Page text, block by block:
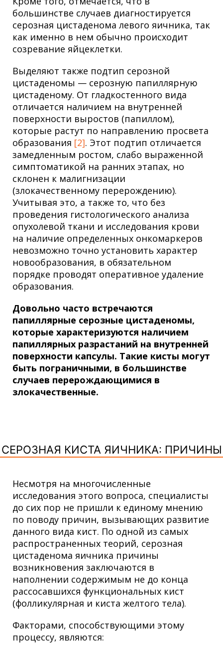
большинстве случаев диагностируется
серозная цистаденома левого яичника, так
как именно в нем обычно происходит
созревание яйцеклетки.
Выделяют также подтип серозной
цистаденомы — серозную папиллярную
цистаденому. От гладкостенного вида
отличается наличием на внутренней
поверхности выростов (папиллом),
которые растут по направлению просвета
образования [2]. Этот подтип отличается
замедленным ростом, слабо выраженной
симптоматикой на ранних этапах, но
склонен к малигнизации
(злокачественному перерождению).
Учитывая это, а также то, что без
проведения гистологического анализа
опухолевой ткани и исследования крови
на наличие определенных онкомаркеров
невозможно точно установить характер
новообразования, в обязательном
порядке проводят оперативное удаление
образования.
Довольно часто встречаются
папиллярные серозные цистаденомы,
которые характеризуются наличием
папиллярных разрастаний на внутренней
поверхности капсулы. Такие кисты могут
быть пограничными, в большинстве
случаев перерождающимися в
злокачественные.
СЕРОЗНАЯ КИСТА ЯИЧНИКА: ПРИЧИНЫ
Несмотря на многочисленные
исследования этого вопроса, специалисты
до сих пор не пришли к единому мнению
по поводу причин, вызывающих развитие
данного вида кист. По одной из самых
распространенных теорий, серозная
цистаденома яичника причины
возникновения заключаются в
наполнении содержимым не до конца
рассосавшихся функциональных кист
(фолликулярная и киста желтого тела).
Факторами, способствующими этому
процессу, являются: